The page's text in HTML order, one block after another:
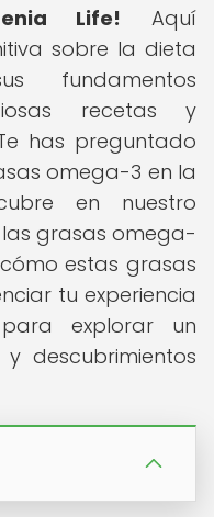
Life! Aquí
sobre la dieta
fundamentos
recetas y
has preguntado
omega-3 en la
en nuestro
grasas omega-
estas grasas
tu experiencia
para explorar un
descubrimientos